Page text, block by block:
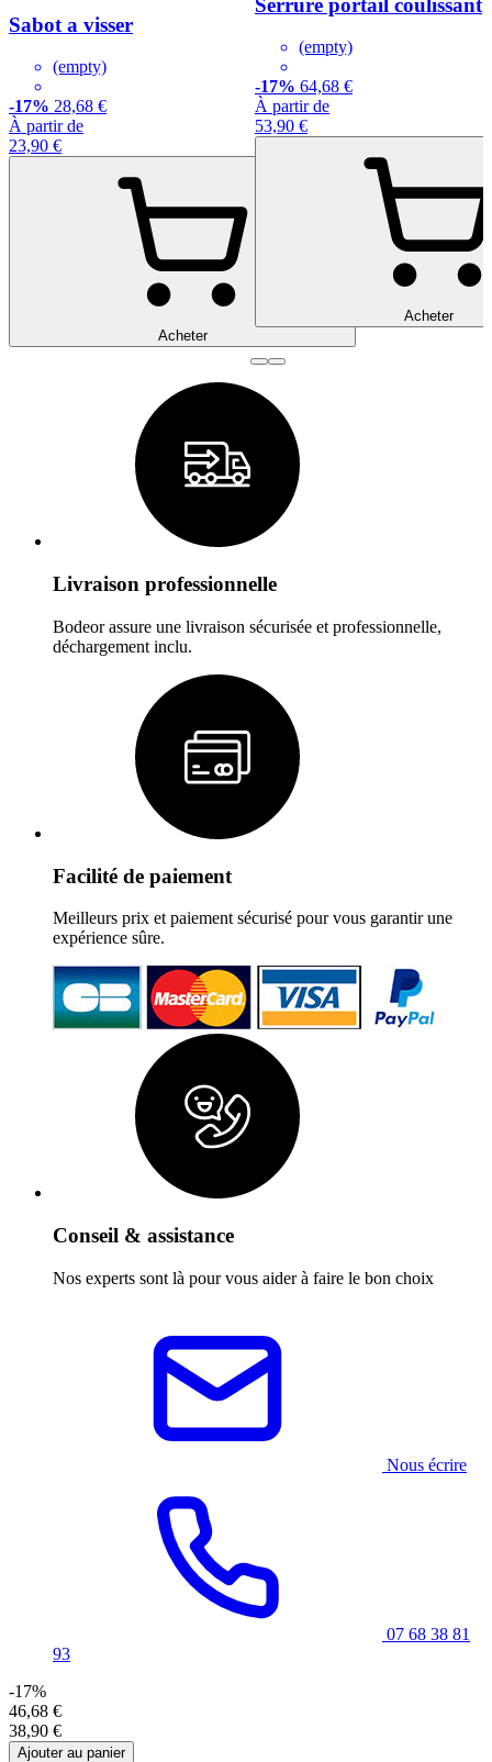
Sabot a visser
(empty)
-17% 28,68 €
À partir de
23,90 €
Acheter
Serrure portail coulissant
(empty)
-17% 64,68 €
À partir de
53,90 €
Acheter
Livraison professionnelle
Bodeor assure une livraison sécurisée et professionnelle,
déchargement inclu.
Facilité de paiement
Meilleurs prix et paiement sécurisé pour vous garantir une
expérience sûre.
Conseil & assistance
Nos experts sont là pour vous aider à faire le bon choix
Nous écrire
07 68 38 81
93
-17%
46,68 €
38,90 €
Ajouter au panier